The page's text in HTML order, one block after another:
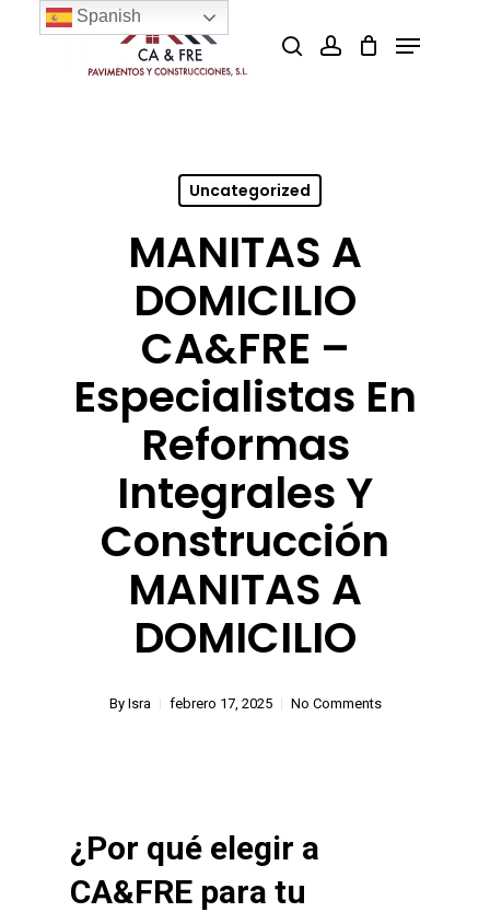
searchaccount
Menu
Uncategorized
MANITAS A
DOMICILIO
CA&FRE –
Especialistas En
Reformas
Integrales Y
Construcción
MANITAS A
DOMICILIO
By Isra febrero 17, 2025 No Comments
¿Por qué elegir a
CA&FRE para tu
Spanish